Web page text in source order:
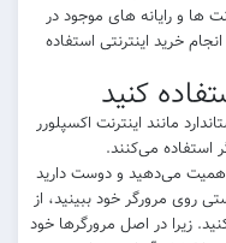
ها و رایانه های موجود در
خرید اینترنتی استفاده
کنید
مانند اینترنت اکسپلورر
اهمیت می‌دهید و دوست دارید
روی مرورگر خود ببینید، از
زیرا در اصل مرورگرها خود